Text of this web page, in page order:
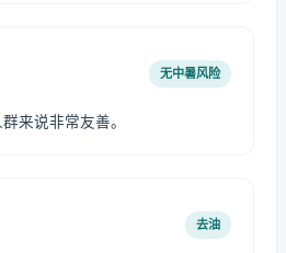
无中暑风险
来说非常友善。
去油